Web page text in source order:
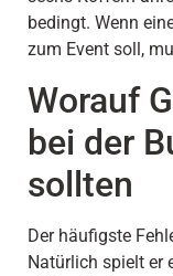
bedingt. Wenn
zum Event soll,
Worauf
bei der
sollten
Der häufigste
Natürlich spielt er